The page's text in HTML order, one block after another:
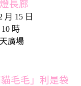
長廊
月 15 日
時
廣場
毛毛」利是袋